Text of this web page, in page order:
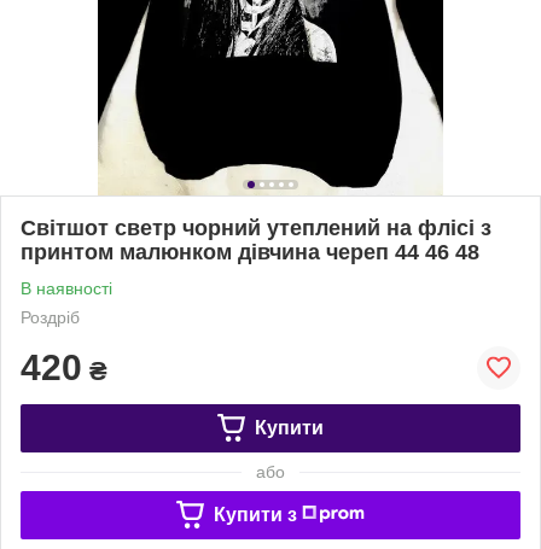
Світшот светр чорний утеплений на флісі з
принтом малюнком дівчина череп 44 46 48
В наявності
Роздріб
420 ₴
Купити
або
Купити з